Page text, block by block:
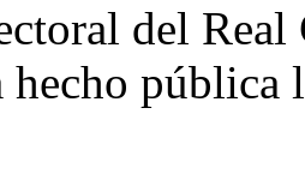
del Real
hecho